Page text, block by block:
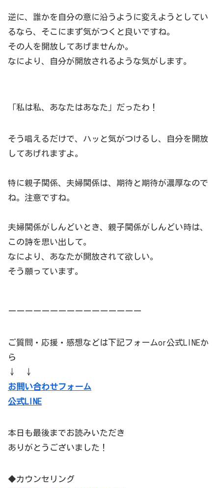
逆に、誰かを自分の意に沿うように変えようとしてい
るなら、そこにまず気がつくと良いですね。
その人を開放してあげませんか。
なにより、自分が開放されるような気がします。
「私は私、あなたはあなた」だったわ！
そう唱えるだけで、ハッと気がつけるし、自分を開放
してあげれますよ。
特に親子関係、夫婦関係は、期待と期待が濃厚なので
ね。注意ですね。
夫婦関係がしんどいとき、親子関係がしんどい時は、
この詩を思い出して。
なにより、あなたが開放されて欲しい。
そう願っています。
ーーーーーーーーーーーーーーーー
ご質問・応援・感想などは下記フォームor公式LINEか
ら
↓ ↓
お問い合わせフォーム
公式LINE
本日も最後までお読みいただき
ありがとうございました！
◆カウンセリング